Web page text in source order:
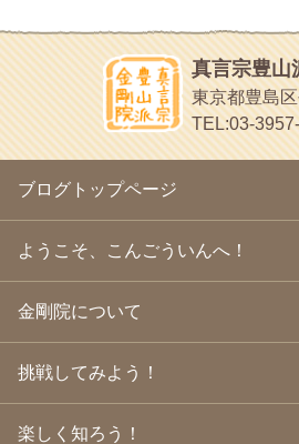
2010年5月(22)
2010年4月(25)
2010年3月(22)
2010年2月
(23)
2010年1月(23)
2009年12月(18)
2009年10月(20)
2009年9月(20)
2009年8月 (18)
2009年7月
(21)
2009年6月(22)
2009年5月(20)
2009年2月(19)
2009年1月(25)
2008年12月 (22)
ほうげん日記
放言じゃなくて和尚さんの名前だよ
面白いサイトみつけたよ。
ヘェ～という感じ
chocolab.Air♪DIALY
ラブラドールのワンちゃんがかわいいよ
真言宗豊山
東京都豊島
TEL:03-
ブログトップページ
ようこそ、こんごういんへ！
金剛院について
挑戦してみよう！
楽しく知ろう！